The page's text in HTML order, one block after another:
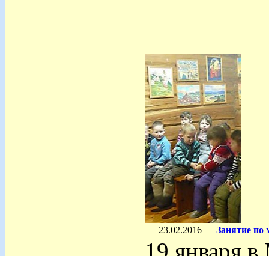
23.02.2016 Занятие
19 января